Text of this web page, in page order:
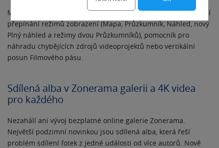
Mezi drobnosti zpříjemňující využití programu patří snadnější
přepínání režimů zobrazení (Mapa, Průzkumník, Náhled, nový
Plný náhled a režimy dvou Průzkumníků), pomocník pro
náhradu chybějících zdrojů videoprojektů nebo vertikální
posun Filmového pásu.
Sdílená alba v Zonerama galerii a 4K videa
pro každého
Nezahálí ani vývoj bezplatné online galerie Zonerama.
Největší podzimní novinkou jsou sdílená alba, která řeší
problém sdílení fotek z jedné události od více autorů. Nově